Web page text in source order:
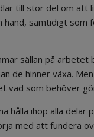
till stor del om att
samtidigt som
sällan på arbetet
de hinner växa.
vad som behöver
hålla ihop alla delar
med att fundera